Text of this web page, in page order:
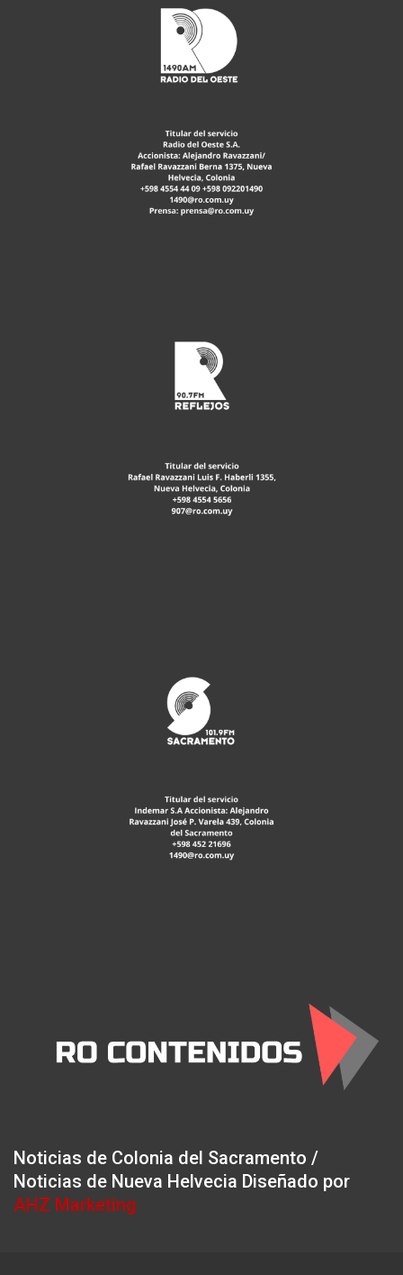
Noticias de Colonia del Sacramento /
Noticias de Nueva Helvecia Diseñado por
AHZ Marketing